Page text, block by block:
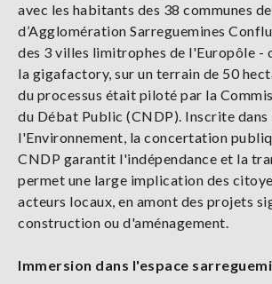
avec les habitants des 38 communes
d’Agglomération Sarreguemines
des 3 villes limitrophes de l'Europôle -
la gigafactory, sur un terrain de 50
du processus était piloté par la
du Débat Public (CNDP). Inscrite dans
l'Environnement, la concertation
CNDP garantit l'indépendance et la
permet une large implication des
acteurs locaux, en amont des projets
construction ou d'aménagement.
Immersion dans l'espace